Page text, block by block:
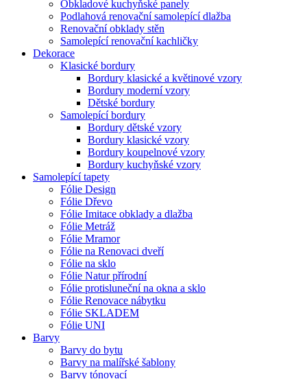
Obkladové kuchyňské panely
Podlahová renovační samolepící dlažba
Renovační obklady stěn
Samolepící renovační kachličky
Dekorace
Klasické bordury
Bordury klasické a květinové vzory
Bordury moderní vzory
Dětské bordury
Samolepící bordury
Bordury dětské vzory
Bordury klasické vzory
Bordury koupelnové vzory
Bordury kuchyňské vzory
Samolepící tapety
Fólie Design
Fólie Dřevo
Fólie Imitace obklady a dlažba
Fólie Metráž
Fólie Mramor
Fólie na Renovaci dveří
Fólie na sklo
Fólie Natur přírodní
Fólie protisluneční na okna a sklo
Fólie Renovace nábytku
Fólie SKLADEM
Fólie UNI
Barvy
Barvy do bytu
Barvy na malířské šablony
Barvy tónovací